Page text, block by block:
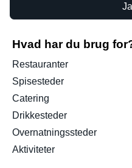
Hvad har du brug
Restauranter
Spisesteder
Catering
Drikkesteder
Overnatningssteder
Aktiviteter